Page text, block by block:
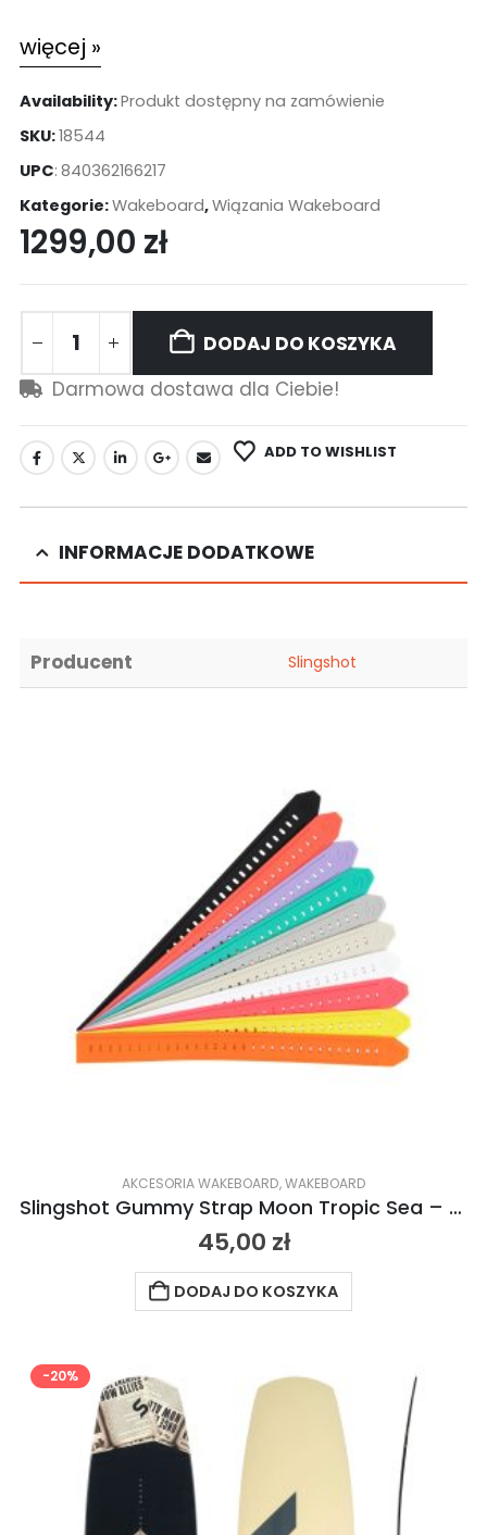
więcej »
Availability:Produkt dostępny na zamówienie
SKU:18544
UPC: 840362166217
Kategorie:Wakeboard,Wiązania Wakeboard
1299,00 zł
DODAJ DO KOSZYKA
Darmowa dostawa dla Ciebie!
ADD TO WISHLIST
INFORMACJE DODATKOWE
Producent Slingshot
AKCESORIA WAKEBOARD,WAKEBOARD
Slingshot Gummy Strap Moon Tropic Sea – tropikalne morze 2024
45,00 zł
DODAJ DO KOSZYKA
-20%